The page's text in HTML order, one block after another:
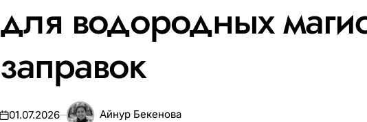
для водородных
заправок
01.07.2026 Айнур Бекенова